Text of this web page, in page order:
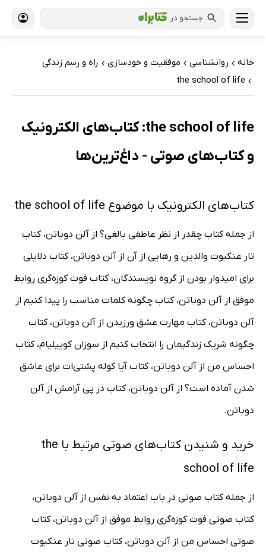
جستجو در
خانه › روانشناسی › موفقیت و خودسازی › راه و رسم زندگی
›
the school of life
the school of life: کتاب‌های الکترونیک
و کتاب‌های صوتی - داغ‌ترین‌ها
کتاب‌های الکترونیک با موضوع the school of life
از جمله کتاب چقدر از نظر عاطفی بالغی؟ از آلن دوباتن، کتاب
تار عنکبوت والدین و رهایی از آن از آلن دوباتن، کتاب دلایلی
برای امیدوار بودن از گروه نویسندگان، کتاب فوت کوزه‌گری روابط
موفق از آلن دوباتن، کتاب چگونه کلمات مناسب را پیدا کنیم از
آلن دوباتن، کتاب مهارت عشق ورزیدن از آلن دوباتن، کتاب
چگونه شریک زندگیمان را انتخاب کنیم از سوزان کوییلیام، کتاب
احساس من از آلن دوباتن، کتاب آیا کوله پشتی‌ات برای عاشق
شدن آماده است؟ از آلن دوباتن، کتاب در پی آرامش از آلن
دوباتن.
خرید و شنیدن کتاب‌های صوتی مرتبط با the
school of life
از جمله کتاب صوتی در باب اعتماد به نفس از آلن دوباتن،
کتاب صوتی فوت کوزه‌گری روابط موفق از آلن دوباتن، کتاب
صوتی احساس من از آلن دوباتن، کتاب صوتی تار عنکبوت